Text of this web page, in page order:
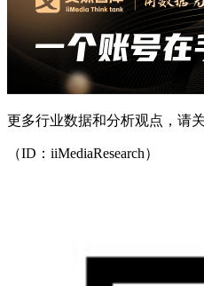
更多行业数据和分析观点，请
（ID：iiMediaResearch）